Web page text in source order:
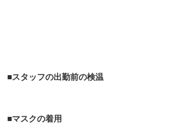
■スタッフの出勤前の検温
■マスクの着用